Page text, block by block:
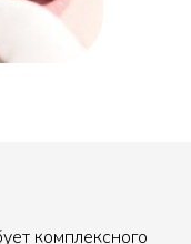
комплексного